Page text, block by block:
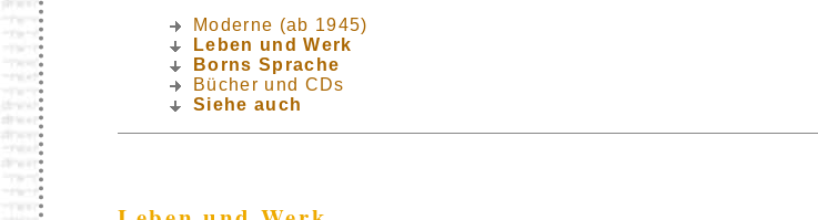
Moderne (ab 1945)
Leben und Werk
Borns Sprache
Bücher und CDs
Siehe auch